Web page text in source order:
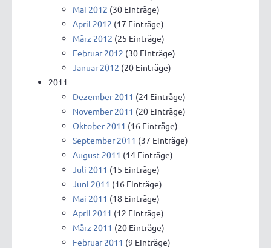
Mai 2012 (30 Einträge)
April 2012 (17 Einträge)
März 2012 (25 Einträge)
Februar 2012 (30 Einträge)
Januar 2012 (20 Einträge)
2011
Dezember 2011 (24 Einträge)
November 2011 (20 Einträge)
Oktober 2011 (16 Einträge)
September 2011 (37 Einträge)
August 2011 (14 Einträge)
Juli 2011 (15 Einträge)
Juni 2011 (16 Einträge)
Mai 2011 (18 Einträge)
April 2011 (12 Einträge)
März 2011 (20 Einträge)
Februar 2011 (9 Einträge)